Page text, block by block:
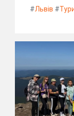
#Львів #